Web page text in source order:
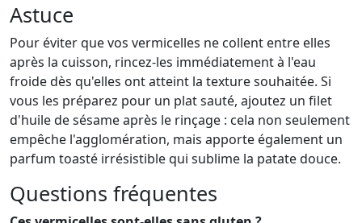
Astuce
Pour éviter que vos vermicelles ne collent entre elles
après la cuisson, rincez-les immédiatement à l'eau
froide dès qu'elles ont atteint la texture souhaitée. Si
vous les préparez pour un plat sauté, ajoutez un filet
d'huile de sésame après le rinçage : cela non seulement
empêche l'agglomération, mais apporte également un
parfum toasté irrésistible qui sublime la patate douce.
Questions fréquentes